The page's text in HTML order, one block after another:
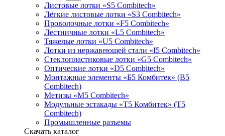
Листовые лотки «S5 Combitech»
Лёгкие листовые лотки «S3 Combitech»
Проволочные лотки «F5 Combitech»
Лестничные лотки «L5 Combitech»
Тяжелые лотки «U5 Combitech»
Лотки из нержавеющей стали «I5 Combitech»
Стеклопластиковые лотки «G5 Combitech»
Оптические лотки «D5 Combitech»
Монтажные элементы «Б5 Комбитек» (B5
Combitech)
Метизы «M5 Combitech»
Модульные эстакады «Т5 Комбитек» (T5
Combitech)
Промышленные разъемы
Скачать каталог